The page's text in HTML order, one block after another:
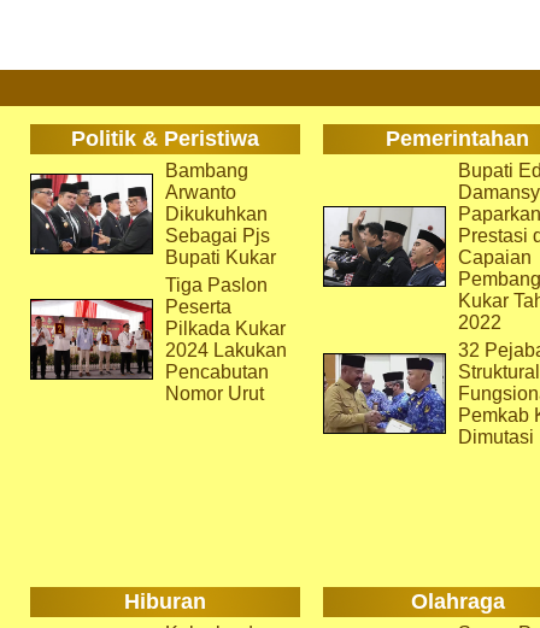
Politik & Peristiwa Pemerintahan
Bambang
Arwanto
Dikukuhkan
Sebagai Pjs
Bupati Kukar
Tiga Paslon
Peserta
Pilkada Kukar
2024 Lakukan
Pencabutan
Nomor Urut
Bupati
Paparkan
Prestasi
Capaian
Kukar
2022
32
Pemkab
Dimutasi
Hiburan Olahraga